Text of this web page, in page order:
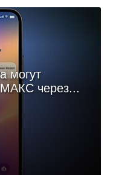
могут
через...